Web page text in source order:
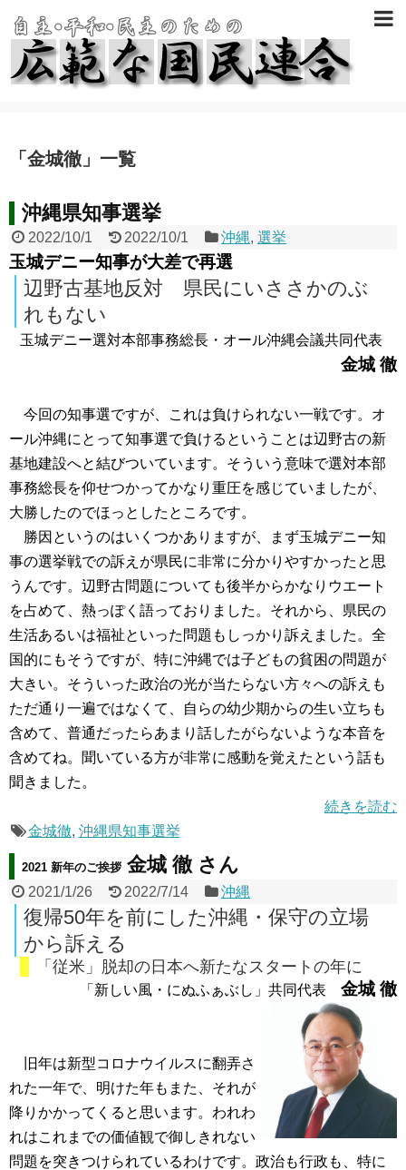
「 金城徹 」 一覧
沖縄県知事選挙
2022/10/1 2022/10/1 沖縄,選挙
玉城デニー知事が大差で再選
辺野古基地反対 県民にいささかのぶ
れもない
玉城デニー選対本部事務総長・オール沖縄会議共同代表
金城 徹
今回の知事選ですが、これは負けられない一戦です。オ
ール沖縄にとって知事選で負けるということは辺野古の新
基地建設へと結びついています。そういう意味で選対本部
事務総長を仰せつかってかなり重圧を感じていましたが、
大勝したのでほっとしたところです。
勝因というのはいくつかありますが、まず玉城デニー知
事の選挙戦での訴えが県民に非常に分かりやすかったと思
うんです。辺野古問題についても後半からかなりウエート
を占めて、熱っぽく語っておりました。それから、県民の
生活あるいは福祉といった問題もしっかり訴えました。全
国的にもそうですが、特に沖縄では子どもの貧困の問題が
大きい。そういった政治の光が当たらない方々への訴えも
ただ通り一遍ではなくて、自らの幼少期からの生い立ちも
含めて、普通だったらあまり話したがらないような本音を
含めてね。聞いている方が非常に感動を覚えたという話も
聞きました。
続きを読む
金城徹, 沖縄県知事選挙
2021 新年のご挨拶 金城 徹 さん
2021/1/26 2022/7/14 沖縄
復帰50年を前にした沖縄・保守の立場
から訴える
「従米」脱却の日本へ新たなスタートの年に
「新しい風・にぬふぁぶし」共同代表 金城 徹
旧年は新型コロナウイルスに翻弄さ
れた一年で、明けた年もまた、それが
降りかかってくると思います。われわ
れはこれまでの価値観で御しきれない
問題を突きつけられているわけです。政治も行政も、特に